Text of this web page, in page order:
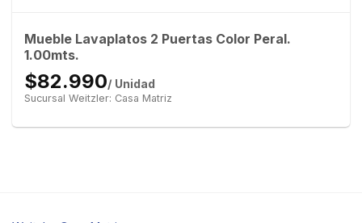
Mueble Lavaplatos 2 Puertas Color Peral.
1.00mts.
$82.990/ Unidad
Sucursal Weitzler: Casa Matriz